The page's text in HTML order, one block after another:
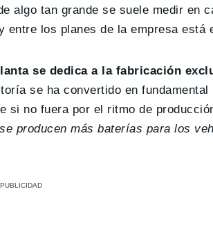
algo tan grande se suele medir en
entre los planes de la empresa está
se dedica a la fabricación
se ha convertido en fundamental
si no fuera por el ritmo de
producen más baterías para los